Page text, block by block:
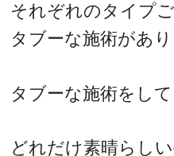
それぞれのタイプ
タブーな施術があり
タブーな施術をして
どれだけ素晴らし